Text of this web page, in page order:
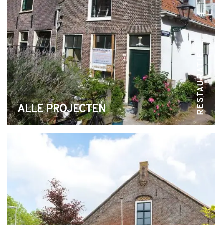
ALLE PROJECTEN RESTAURATIE ...